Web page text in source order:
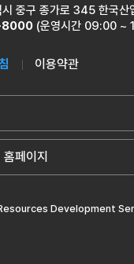
중구 종가로 345 한국산
(운영시간 09:00 ~
이용약관
페이지
Development